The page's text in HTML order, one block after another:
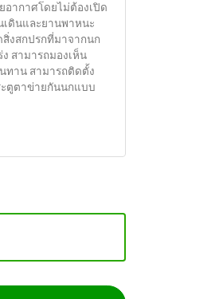
อากาศโดยไม่ต้องเปิด
เดินและยานพาหนะ
งสกปรกที่มาจากนก
สามารถมองเห็น
ทาน สามารถติดตั้ง
ะตูตาข่ายกันนกแบบ